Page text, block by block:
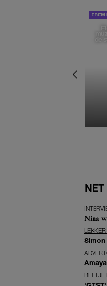
de
NET
Nina
Simon
BEETJE